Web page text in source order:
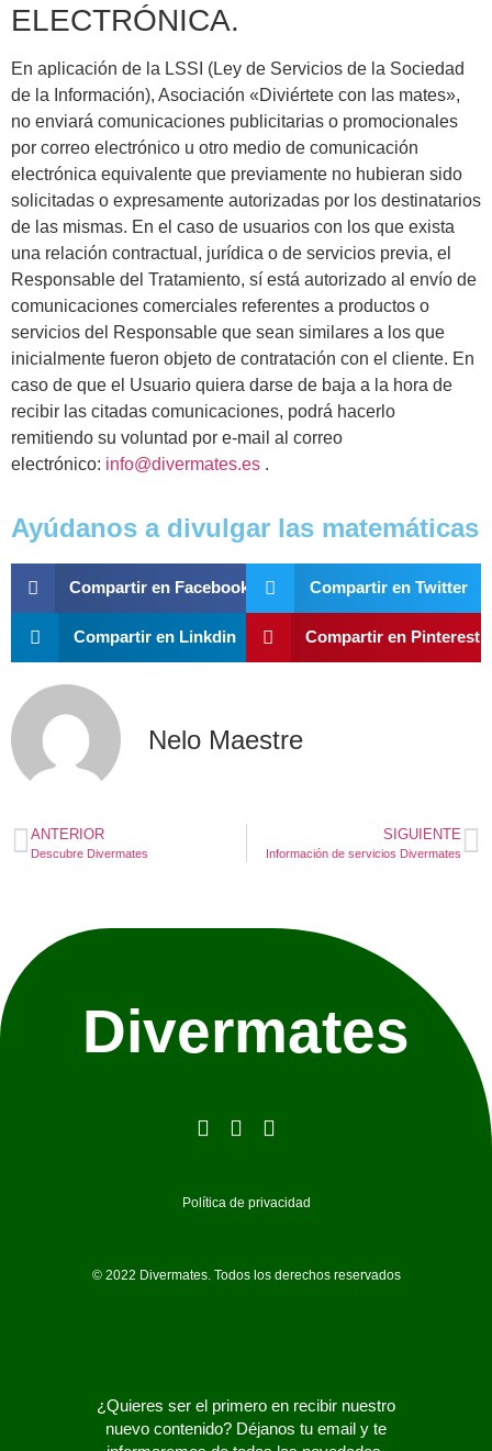
ELECTRÓNICA.
En aplicación de la LSSI (Ley de Servicios de la Sociedad
de la Información), Asociación «Diviértete con las mates»,
no enviará comunicaciones publicitarias o promocionales
por correo electrónico u otro medio de comunicación
electrónica equivalente que previamente no hubieran sido
solicitadas o expresamente autorizadas por los destinatarios
de las mismas. En el caso de usuarios con los que exista
una relación contractual, jurídica o de servicios previa, el
Responsable del Tratamiento, sí está autorizado al envío de
comunicaciones comerciales referentes a productos o
servicios del Responsable que sean similares a los que
inicialmente fueron objeto de contratación con el cliente. En
caso de que el Usuario quiera darse de baja a la hora de
recibir las citadas comunicaciones, podrá hacerlo
remitiendo su voluntad por e-mail al correo
electrónico: info@divermates.es .
Ayúdanos a divulgar las matemáticas
Compartir en Facebook Compartir en Twitter
Compartir en Linkdin Compartir en Pinterest
Nelo Maestre
ANTERIOR
Descubre Divermates
SIGUIENTE
Información de servicios Divermates
Divermates
Política de privacidad
© 2022 Divermates. Todos los derechos reservados
¿Quieres ser el primero en recibir nuestro
nuevo contenido? Déjanos tu email y te